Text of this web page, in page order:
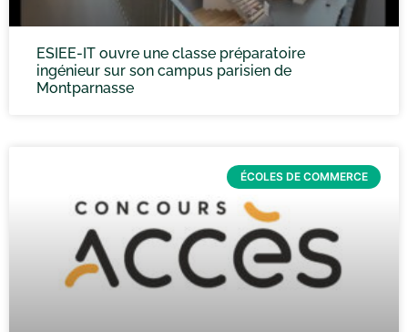
ESIEE-IT ouvre une classe préparatoire
ingénieur sur son campus parisien de
Montparnasse
ÉCOLES DE COMMERCE